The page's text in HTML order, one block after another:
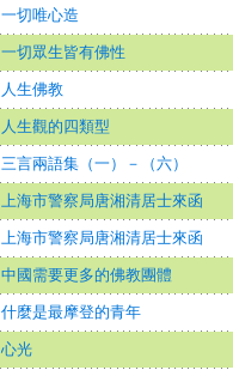
一切唯心造
一切眾生皆有佛性
人生佛教
人生觀的四類型
三言兩語集（一）－（六）
上海市警察局唐湘清居士來函
上海市警察局唐湘清居士來函
中國需要更多的佛教團體
什麼是最摩登的青年
心光